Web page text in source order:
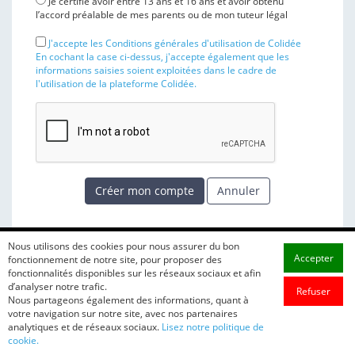
l’accord préalable de mes parents ou de mon tuteur légal
J'accepte les Conditions générales d'utilisation de Colidée
En cochant la case ci-dessus, j'accepte également que les
informations saisies soient exploitées dans le cadre de
l'utilisation de la plateforme Colidée.
Créer mon compte Annuler
Nous utilisons des cookies pour nous assurer du bon
fonctionnement de notre site, pour proposer des
fonctionnalités disponibles sur les réseaux sociaux et afin
d’analyser notre trafic.
Nous partageons également des informations, quant à
votre navigation sur notre site, avec nos partenaires
analytiques et de réseaux sociaux. Lisez notre politique de
cookie.
Accepter
Refuser